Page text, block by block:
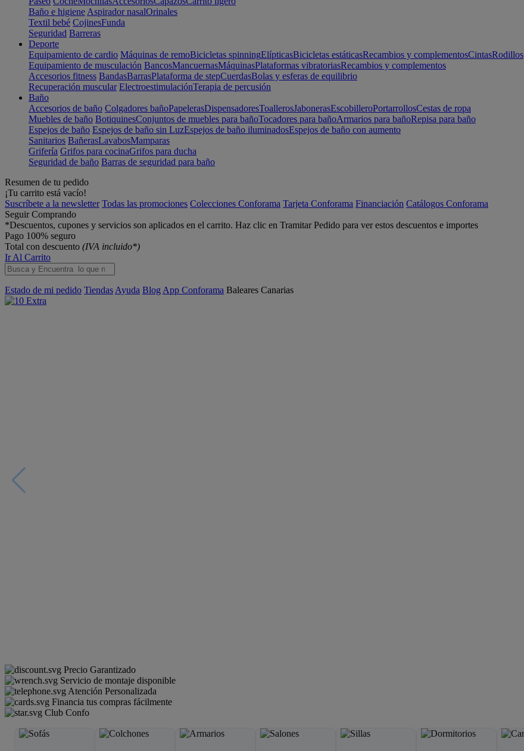
Baño e higiene Aspirador nasalOrinales
Textil bebé CojinesFunda
Seguridad Barreras
Deporte
Equipamiento de cardio Máquinas de remoBicicletas spinningElípticasBicicletas estáticasRecambios y complementosCintasRodillos
Equipamiento de musculación BancosMancuernasMáquinasPlataformas vibratoriasRecambios y complementos
Accesorios fitness BandasBarrasPlataforma de stepCuerdasBolas y esferas de equilibrio
Recuperación muscular ElectroestimulaciónTerapia de percusión
Baño
Accesorios de baño Colgadores bañoPapelerasDispensadoresToallerosJabonerasEscobilleroPortarrollosCestas de ropa
Muebles de baño BotiquinesConjuntos de muebles para bañoTocadores para bañoArmarios para bañoRepisa para baño
Espejos de baño Espejos de baño sin LuzEspejos de baño iluminadosEspejos de baño con aumento
Sanitarios BañerasLavabosMamparas
Grifería Grifos para cocinaGrifos para ducha
Seguridad de baño Barras de seguridad para baño
Resumen de tu pedido
¡Tu carrito está vacío!
Suscríbete a la newsletter Todas las promociones Colecciones Conforama Tarjeta Conforama Financiación Catálogos Conforama
Seguir Comprando
*Descuentos, cupones y servicios son aplicados en el carrito. Haz clic en Tramitar Pedido para ver estos descuentos e importes
Pago 100% seguro
Total con descuento (IVA incluido*)
Ir Al Carrito
Estado de mi pedido Tiendas Ayuda Blog App Conforama Baleares Canarias
Precio Garantizado
Servicio de montaje disponible
Atención Personalizada
Financia tus compras fácilmente
Club Confo